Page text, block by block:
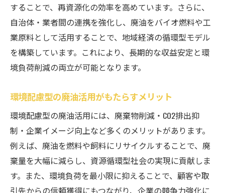
することで、再資源化の効率を高めています。さらに、
自治体・業者間の連携を強化し、廃油をバイオ燃料や工
業原料として活用することで、地域経済の循環型モデル
を構築しています。これにより、長期的な収益安定と環
境負荷削減の両立が可能となります。
環境配慮型の廃油活用がもたらすメリット
環境配慮型の廃油活用には、廃棄物削減・CO2排出抑
制・企業イメージ向上など多くのメリットがあります。
例えば、廃油を燃料や飼料にリサイクルすることで、廃
棄量を大幅に減らし、資源循環型社会の実現に貢献しま
す。また、環境負荷を最小限に抑えることで、顧客や取
引先からの信頼獲得にもつながり、企業の競争力強化に